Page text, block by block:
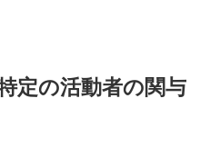
定の活動者の関与